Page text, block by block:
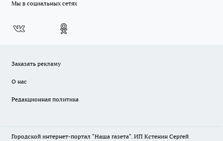
Мы в социальных сетях
Заказать рекламу
О нас
Редакционная политика
Городской интернет-портал "Наша газета". ИП Кстенин Сергей